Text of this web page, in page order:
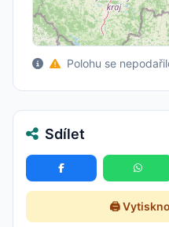
Polohu se
Sdílet
🖨️